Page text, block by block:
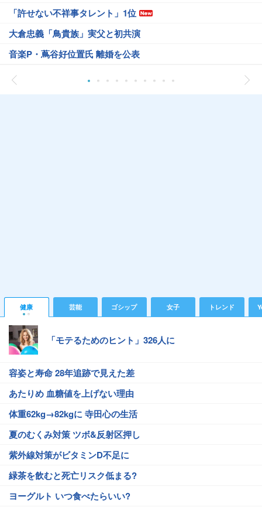
「許せない不祥事タレント」1位
大倉忠義「鳥貴族」実父と初共演
音楽P・蔦谷好位置氏 離婚を公表
健康 芸能 ゴシップ 女子 トレンド
「モテるためのヒント」326人に
容姿と寿命 28年追跡で見えた差
あたりめ 血糖値を上げない理由
体重62kg→82kgに 寺田心の生活
夏のむくみ対策 ツボ&反射区押し
紫外線対策がビタミンD不足に
緑茶を飲むと死亡リスク低まる?
ヨーグルト いつ食べたらいい?